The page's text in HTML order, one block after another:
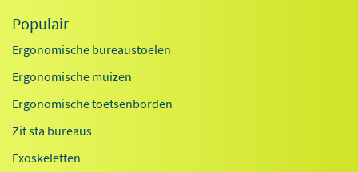
Populair
Ergonomische bureaustoelen
Ergonomische muizen
Ergonomische toetsenborden
Zit sta bureaus
Exoskeletten